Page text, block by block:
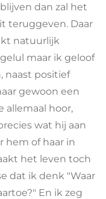
dan zal het
teruggeven. Daar
natuurlijk
maar ik geloof
naast positief
gewoon een
allemaal hoor,
wat hij aan
hem of haar in
het leven toch
dat ik denk "Waar
En ik zeg